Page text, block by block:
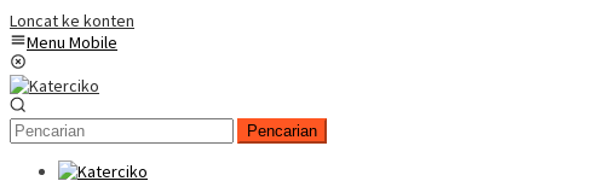
Loncat ke konten
Menu Mobile
Pencarian